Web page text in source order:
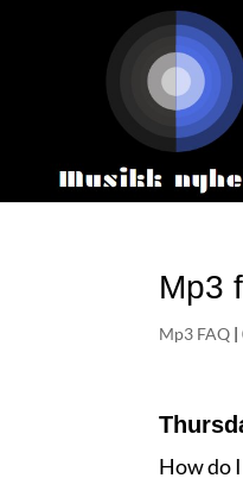
Mp3
Mp3 FAQ |
How do